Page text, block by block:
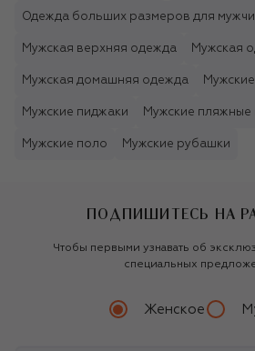
Одежда больших размеров для
Мужская верхняя одежда Мужская
Мужская домашняя одежда
Мужские пиджаки Мужские
Мужские поло Мужские рубашки
ПОДПИШИТЕСЬ НА
Чтобы первыми узнавать об
специальных
Женское